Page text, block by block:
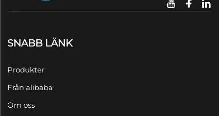
SNABB LÄNK
Produkter
Från alibaba
Om oss